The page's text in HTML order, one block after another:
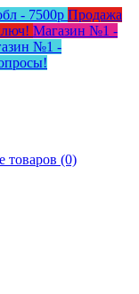
- 7500р Продажа
Магазин №1 -
№1 -
товаров (0)